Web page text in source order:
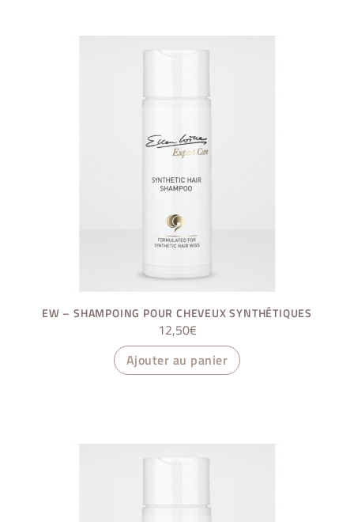
EW – SHAMPOING POUR CHEVEUX SYNTHÉTIQUES
12,50€
Ajouter au panier